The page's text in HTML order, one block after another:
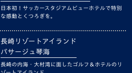
日本初！サッカースタジアムビューホテルで特別
な感動とくつろぎを。
長崎リゾートアイランド
パサージュ琴海
長崎の内海・大村湾に面したゴルフ＆ホテルのリ